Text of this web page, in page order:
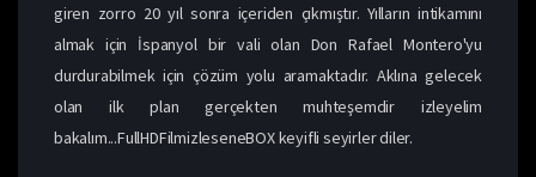
giren zorro 20 yıl sonra içeriden çıkmıştır. Yılların intikamını
almak için İspanyol bir vali olan Don Rafael Montero'yu
durdurabilmek için çözüm yolu aramaktadır. Aklına gelecek
olan ilk plan gerçekten muhteşemdir izleyelim
bakalım...FullHDFilmizleseneBOX keyifli seyirler diler.